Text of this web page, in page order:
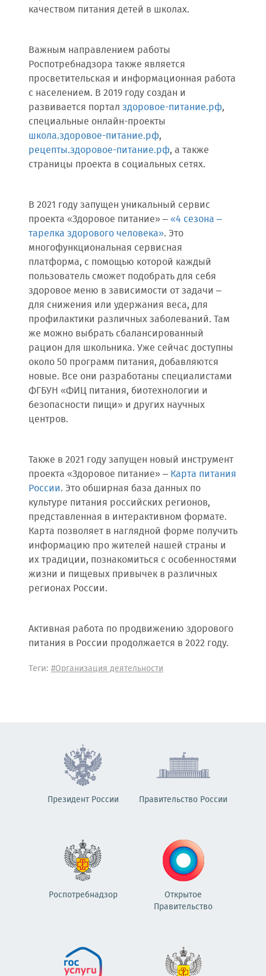
качеством питания детей в школах.
Важным направлением работы
Роспотребнадзора также является
просветительская и информационная работа
с населением. В 2019 году создан и
развивается портал здоровое-питание.рф,
специальные онлайн-проекты
школа.здоровое-питание.рф,
рецепты.здоровое-питание.рф, а также
страницы проекта в социальных сетях.
В 2021 году запущен уникальный сервис
проекта «Здоровое питание» –«4 сезона –
тарелка здорового человека». Это
многофункциональная сервисная
платформа, с помощью которой каждый
пользователь сможет подобрать для себя
здоровое меню в зависимости от задачи –
для снижения или удержания веса, для
профилактики различных заболеваний. Там
же можно выбрать сбалансированный
рацион для школьника. Уже сейчас доступны
около 50 программ питания, добавляются
новые. Все они разработаны специалистами
ФГБУН «ФИЦ питания, биотехнологии и
безопасности пищи» и других научных
центров.
Также в 2021 году запущен новый инструмент
проекта «Здоровое питание» – Карта питания
России. Это обширная база данных по
культуре питания российских регионов,
представленная в интерактивном формате.
Карта позволяет в наглядной форме получить
информацию про жителей нашей страны и
их традиции, познакомиться с особенностями
жизни и пищевых привычек в различных
регионах России.
Активная работа по продвижению здорового
питания в России продолжается в 2022 году.
Теги: #Организация деятельности
Президент России Правительство России
Роспотребнадзор
Открытое
Правительство